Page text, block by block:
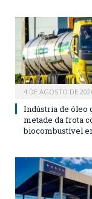
4 DE AGOSTO DE
Indústria de óleo
metade da frota
biocombustível